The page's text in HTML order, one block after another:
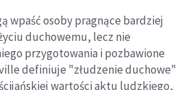
wpaść osoby pragnące bardziej
duchowemu, lecz nie
przygotowania i pozbawione
definiuje "złudzenie duchowe"
wartości aktu ludzkiego,